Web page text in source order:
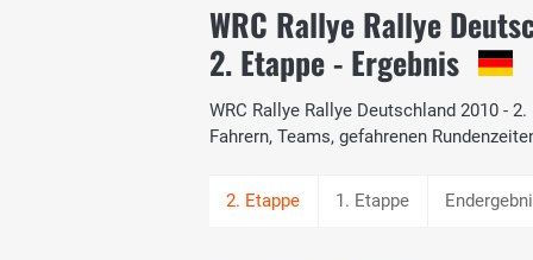
WRC Rallye Rallye
2. Etappe - Ergebnis
WRC Rallye Rallye Deutschland 2010 -
Fahrern, Teams, gefahrenen
1. Etappe